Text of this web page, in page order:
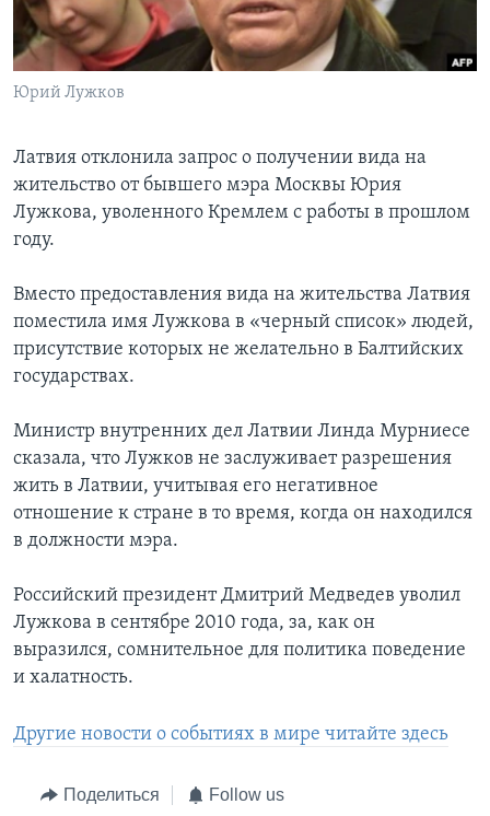
Learning English
СОЦИАЛЬНЫЕ СЕТИ
Юрий Лужков
Латвия отклонила запрос о получении вида на
жительство от бывшего мэра Москвы Юрия
Лужкова, уволенного Кремлем с работы в прошлом
году.
Вместо предоставления вида на жительства Латвия
поместила имя Лужкова в «черный список» людей,
присутствие которых не желательно в Балтийских
государствах.
Министр внутренних дел Латвии Линда Мурниесе
сказала, что Лужков не заслуживает разрешения
жить в Латвии, учитывая его негативное
отношение к стране в то время, когда он находился
в должности мэра.
Российский президент Дмитрий Медведев уволил
Лужкова в сентябре 2010 года, за, как он
выразился, сомнительное для политика поведение
и халатность.
Другие новости о событиях в мире читайте здесь
Поделиться Follow us